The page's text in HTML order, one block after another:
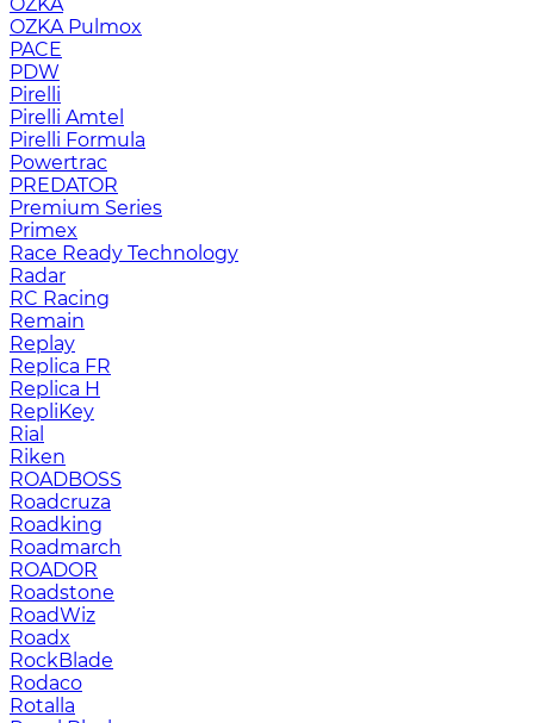
OZKA Pulmox
PACE
PDW
Pirelli
Pirelli Amtel
Pirelli Formula
Powertrac
PREDATOR
Premium Series
Primex
Race Ready Technology
Radar
RC Racing
Remain
Replay
Replica FR
Replica H
RepliKey
Rial
Riken
ROADBOSS
Roadcruza
Roadking
Roadmarch
ROADOR
Roadstone
RoadWiz
Roadx
RockBlade
Rodaco
Rotalla